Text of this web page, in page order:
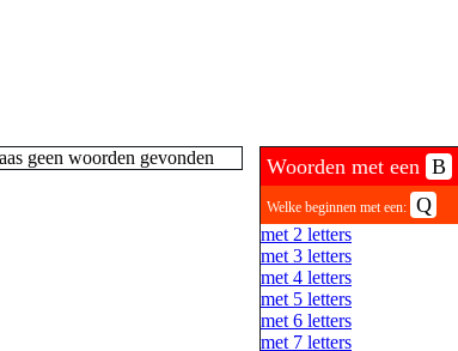
geen woorden gevonden Woorden met een B
Welke beginnen met een: Q
met 2 letters
met 3 letters
met 4 letters
met 5 letters
met 6 letters
met 7 letters